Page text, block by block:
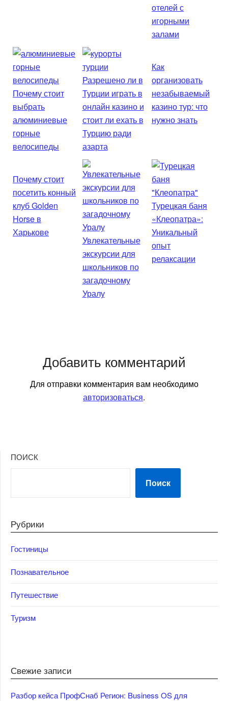
отелей с
игорными
залами
Почему стоит
выбрать
алюминиевые
горные
велосипеды
Разрешено ли в
Турции играть в
онлайн казино и
стоит ли ехать в
Турцию ради
азарта
Как
организовать
незабываемый
казино тур: что
нужно знать
Почему стоит
посетить конный
клуб Golden
Horse в
Харькове
Увлекательные
экскурсии для
школьников по
загадочному
Уралу
Турецкая баня
«Клеопатра»:
Уникальный
опыт
релаксации
Добавить комментарий
Для отправки комментария вам необходимо
авторизоваться.
ПОИСК
Поиск
Рубрики
Гостиницы
Познавательное
Путешествие
Туризм
Свежие записи
Разбор кейса ПрофСнаб Регион: Business OS для